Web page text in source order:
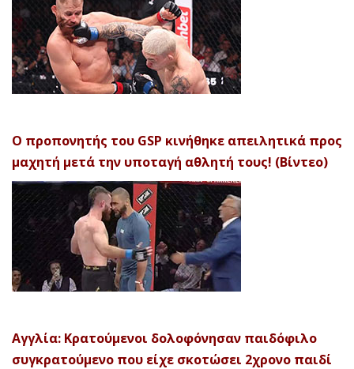
Ο προπονητής του GSP κινήθηκε απειλητικά προς
μαχητή μετά την υποταγή αθλητή τους! (Βίντεο)
Αγγλία: Κρατούμενοι δολοφόνησαν παιδόφιλο
συγκρατούμενο που είχε σκοτώσει 2χρονο παιδί